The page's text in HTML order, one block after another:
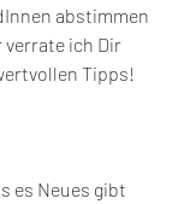
abstimmen
ich Dir
Tipps!
es Neues gibt